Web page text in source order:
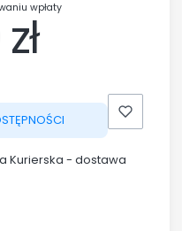
wpłaty
Kurierska - dostawa